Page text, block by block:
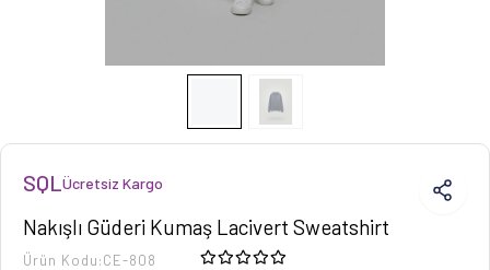
SQLÜcretsiz Kargo
Nakışlı Güderi Kumaş Lacivert Sweatshirt
Ürün Kodu:CE-808